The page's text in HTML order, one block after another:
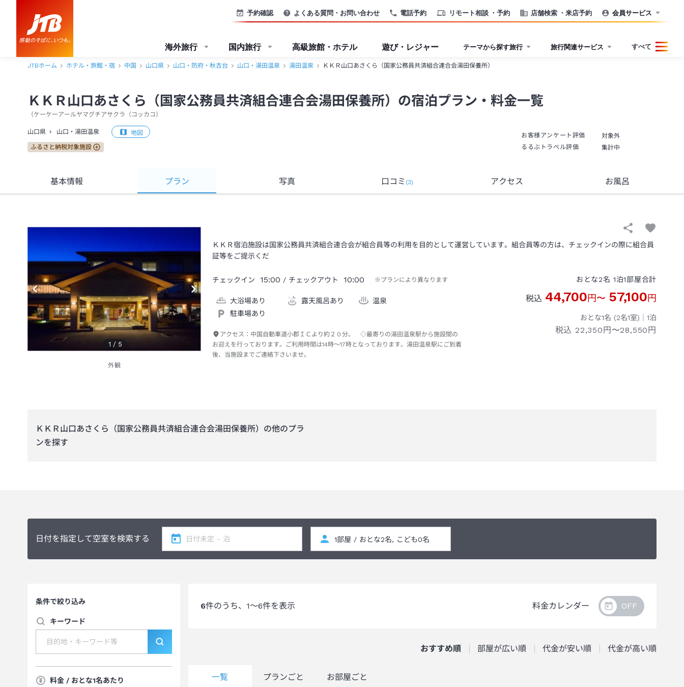
電話予約 リモート相談 ・予約 店舗検索 ・来店予約
予約確認 よくある質問・お問い合わせ 会員サービス
海外旅行 国内旅行 高級旅館・ホテル 遊び・レジャー テーマから探す旅行 旅行関連サービス すべて
JTBホーム ホテル・旅館・宿 中国 山口県 山口・防府・秋吉台 山口・湯田温泉 湯田温泉 ＫＫＲ山口あさくら（国家公務員共済組合連合会湯田保養所）
ＫＫＲ山口あさくら（国家公務員共済組合連合会湯田保養所）の宿泊プラン・料金一覧
（ケーケーアールヤマグチアサクラ（コッカコ ）
山口県 山口・湯田温泉 地図
ふるさと納税対象施設
お客様アンケート評価
対象外
るるぶトラベル評価
集計中
基本情報 プラン 写真 口コミ (3) アクセス お風呂
1 / 5
外観
ＫＫＲ宿泊施設は国家公務員共済組合連合会が組合員等の利用を目的として運営しています。組合員等の方は、チェックインの際に組合員
証等をご提示くだ
チェックイン 15:00 / チェックアウト 10:00 ※プランにより異なります
大浴場あり 露天風呂あり
温泉
駐車場あり
アクセス： 中国自動車道小郡ＩＣより約２０分。 ◇最寄りの湯田温泉駅から施設間の
お迎えを行っております。ご利用時間は14時～17時となっております。湯田温泉駅にご到着
後、当施設までご連絡下さいませ。
おとな2名 1泊1部屋合計
税込 44,700円〜 57,100円
おとな1名 (2名1室)｜ 1泊
税込 22,350円〜28,550円
ＫＫＲ山口あさくら（国家公務員共済組合連合会湯田保養所） の他のプラ
ンを探す
日付を指定して空室を検索する
条件で絞り込み
キーワード
料金 / おとな1名あたり
6件のうち、 1～6件を表示 料金カレンダー
おすすめ順 部屋が広い順 代金が安い順 代金が高い順
一覧 プランごと お部屋ごと